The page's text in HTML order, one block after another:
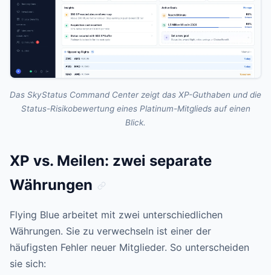
Das SkyStatus Command Center zeigt das XP-Guthaben und die
Status-Risikobewertung eines Platinum-Mitglieds auf einen
Blick.
XP vs. Meilen: zwei separate
Währungen
Flying Blue arbeitet mit zwei unterschiedlichen
Währungen. Sie zu verwechseln ist einer der
häufigsten Fehler neuer Mitglieder. So unterscheiden
sie sich: